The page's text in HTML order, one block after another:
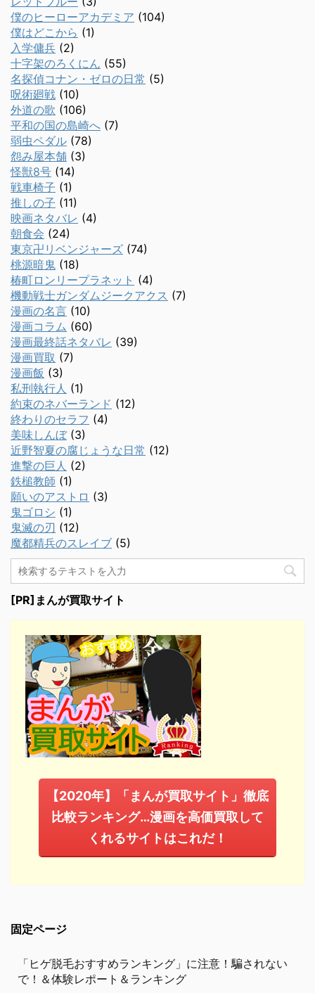
僕のヒーローアカデミア (104)
僕はどこから (1)
入学傭兵 (2)
十字架のろくにん (55)
名探偵コナン・ゼロの日常 (5)
呪術廻戦 (10)
外道の歌 (106)
平和の国の島崎へ (7)
弱虫ペダル (78)
怨み屋本舗 (3)
怪獣8号 (14)
戦車椅子 (1)
推しの子 (11)
映画ネタバレ (4)
朝食会 (24)
東京卍リベンジャーズ (74)
桃源暗鬼 (18)
椿町ロンリープラネット (4)
機動戦士ガンダムジークアクス (7)
漫画の名言 (10)
漫画コラム (60)
漫画最終話ネタバレ (39)
漫画買取 (7)
漫画飯 (3)
私刑執行人 (1)
約束のネバーランド (12)
終わりのセラフ (4)
美味しんぼ(3)
近野智夏の腐じょうな日常 (12)
進撃の巨人 (2)
鉄槌教師 (1)
願いのアストロ (3)
鬼ゴロシ (1)
鬼滅の刃 (12)
魔都精兵のスレイブ (5)
[PR]まんが買取サイト
【2020年】「まんが買取サイト」徹底
比較ランキング…漫画を高価買取して
くれるサイトはこれだ！
固定ページ
「ヒゲ脱毛おすすめランキング」に注意！騙されない
で！＆体験レポート＆ランキング